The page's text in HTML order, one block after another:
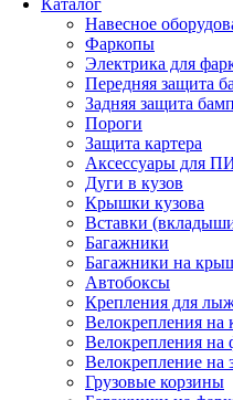
Каталог
Навесное
Фаркопы
Электрика для
Передняя защита
Задняя защита
Пороги
Защита картера
Аксессуары для
Дуги в кузов
Крышки кузова
Вставки
Багажники
Багажники на
Автобоксы
Крепления для
Велокрепления
Велокрепления на
Велокрепление на
Грузовые корзины